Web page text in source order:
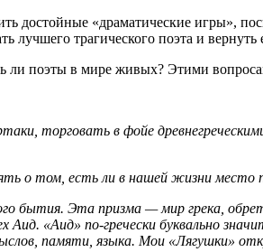
достойные «драматические игры»,
лучшего трагического поэта и вернуть
поэты в мире живых? Этими
торговать в фойе
том, есть ли в нашей жизни место
бытия. Эта призма — мир грека,
«Аид» по-гречески буквально
памяти, языка. Мои «Лягушки»